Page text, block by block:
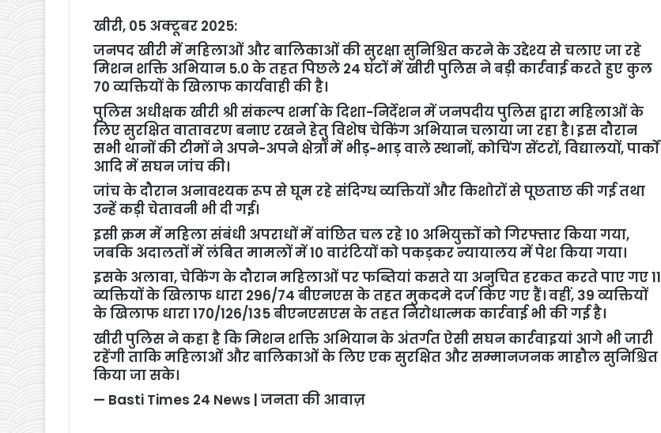
खीरी, 05 अक्टूबर 2025:
जनपद खीरी में महिलाओं और बालिकाओं की सुरक्षा सुनिश्चित करने के उद्देश्य से चलाए जा रहे
मिशन शक्ति अभियान 5.0 के तहत पिछले 24 घंटों में खीरी पुलिस ने बड़ी कार्रवाई करते हुए कुल
70 व्यक्तियों के खिलाफ कार्यवाही की है।
पुलिस अधीक्षक खीरी श्री संकल्प शर्मा के दिशा-निर्देशन में जनपदीय पुलिस द्वारा महिलाओं के
लिए सुरक्षित वातावरण बनाए रखने हेतु विशेष चेकिंग अभियान चलाया जा रहा है। इस दौरान
सभी थानों की टीमों ने अपने-अपने क्षेत्रों में भीड़-भाड़ वाले स्थानों, कोचिंग सेंटरों, विद्यालयों, पार्कों
आदि में सघन जांच की।
जांच के दौरान अनावश्यक रूप से घूम रहे संदिग्ध व्यक्तियों और किशोरों से पूछताछ की गई तथा
उन्हें कड़ी चेतावनी भी दी गई।
इसी क्रम में महिला संबंधी अपराधों में वांछित चल रहे 10 अभियुक्तों को गिरफ्तार किया गया,
जबकि अदालतों में लंबित मामलों में 10 वारंटियों को पकड़कर न्यायालय में पेश किया गया।
इसके अलावा, चेकिंग के दौरान महिलाओं पर फब्तियां कसते या अनुचित हरकत करते पाए गए 11
व्यक्तियों के खिलाफ धारा 296/74 बीएनएस के तहत मुकदमे दर्ज किए गए हैं। वहीं, 39 व्यक्तियों
के खिलाफ धारा 170/126/135 बीएनएसएस के तहत निरोधात्मक कार्रवाई भी की गई है।
खीरी पुलिस ने कहा है कि मिशन शक्ति अभियान के अंतर्गत ऐसी सघन कार्रवाइयां आगे भी जारी
रहेंगी ताकि महिलाओं और बालिकाओं के लिए एक सुरक्षित और सम्मानजनक माहौल सुनिश्चित
किया जा सके।
— Basti Times 24 News | जनता की आवाज़